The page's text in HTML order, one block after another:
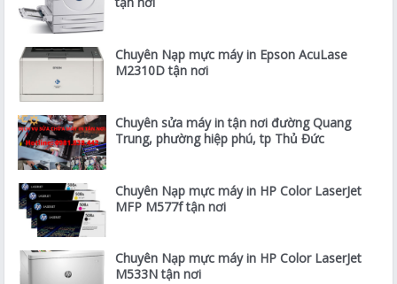
Chuyên Nạp mực máy in Epson AcuLase
M2310D tận nơi
Chuyên sửa máy in tận nơi đường Quang
Trung, phường hiệp phú, tp Thủ Đức
Chuyên Nạp mực máy in HP Color LaserJet
MFP M577f tận nơi
Chuyên Nạp mực máy in HP Color LaserJet
M533N tận nơi